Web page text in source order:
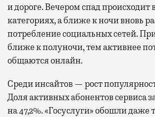
и дороге. Вечером спад происходит
категориях, а ближе к ночи вновь
потребление социальных сетей.
ближе к полуночи, тем активнее
общаются онлайн.
Среди инсайтов — рост
Доля активных абонентов сервиса
на 47,2%. «Госуслуги» обошли даже